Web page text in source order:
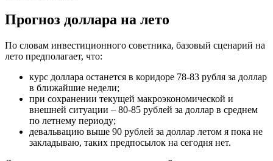
Прогноз доллара на лето
По словам инвестиционного советника, базовый сценарий на
лето предполагает, что:
курс доллара останется в коридоре 78-83 рубля за доллар
в ближайшие недели;
при сохранении текущей макроэкономической и
внешней ситуации – 80-85 рублей за доллар в среднем
по летнему периоду;
девальвацию выше 90 рублей за доллар летом я пока не
закладываю, таких предпосылок на сегодня нет.